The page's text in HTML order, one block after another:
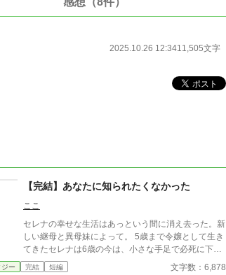
2025.10.26 12:3411,505文字
【完結】あなたに知られたくなかった
ここ
セレナの幸せな生活はあっという間に消え去った。新
しい継母と異母妹によって。 5歳まで令嬢として生き
てきたセレナは6歳の今は、小さな手足で必死に下女
見習いをしている。もう自分が令嬢だということは忘
ー 完結 短編 文字数：6,878